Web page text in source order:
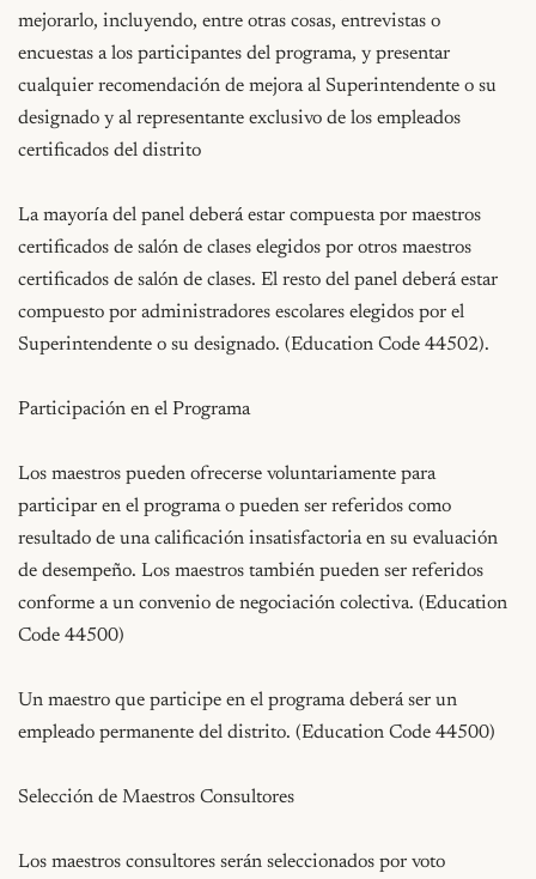
mejorarlo, incluyendo, entre otras cosas, entrevistas o
encuestas a los participantes del programa, y presentar
cualquier recomendación de mejora al Superintendente o su
designado y al representante exclusivo de los empleados
certificados del distrito
La mayoría del panel deberá estar compuesta por maestros
certificados de salón de clases elegidos por otros maestros
certificados de salón de clases. El resto del panel deberá estar
compuesto por administradores escolares elegidos por el
Superintendente o su designado. (Education Code 44502).
Participación en el Programa
Los maestros pueden ofrecerse voluntariamente para
participar en el programa o pueden ser referidos como
resultado de una calificación insatisfactoria en su evaluación
de desempeño. Los maestros también pueden ser referidos
conforme a un convenio de negociación colectiva. (Education
Code 44500)
Un maestro que participe en el programa deberá ser un
empleado permanente del distrito. (Education Code 44500)
Selección de Maestros Consultores
Los maestros consultores serán seleccionados por voto